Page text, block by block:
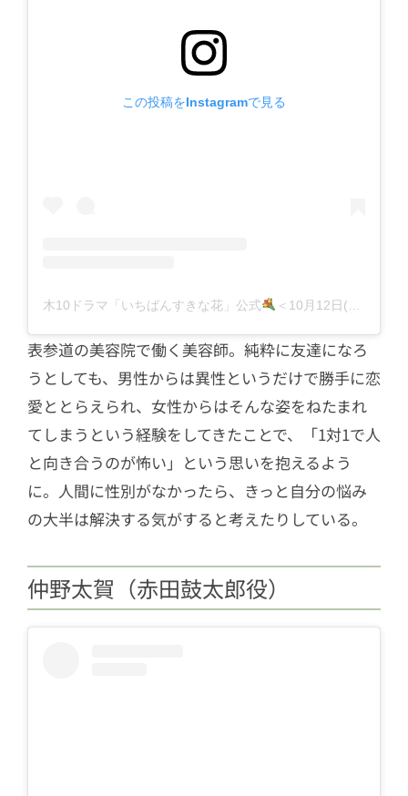
この投稿をInstagramで見る
木10ドラマ「いちばんすきな花」公式 ＜10月12日(木)よる10時スタート！＞フジテレビ(@sukihana_fujitv)がシェアした投稿
表参道の美容院で働く美容師。純粋に友達になろ
うとしても、男性からは異性というだけで勝手に恋
愛ととらえられ、女性からはそんな姿をねたまれ
てしまうという経験をしてきたことで、「1対1で人
と向き合うのが怖い」という思いを抱えるよう
に。人間に性別がなかったら、きっと自分の悩み
の大半は解決する気がすると考えたりしている。
仲野太賀（赤田鼓太郎役）